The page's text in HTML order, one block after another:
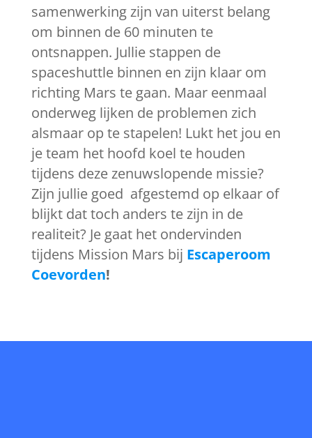
samenwerking zijn van uiterst belang
om binnen de 60 minuten te
ontsnappen. Jullie stappen de
spaceshuttle binnen en zijn klaar om
richting Mars te gaan. Maar eenmaal
onderweg lijken de problemen zich
alsmaar op te stapelen! Lukt het jou en
je team het hoofd koel te houden
tijdens deze zenuwslopende missie?
Zijn jullie goed afgestemd op elkaar of
blijkt dat toch anders te zijn in de
realiteit? Je gaat het ondervinden
tijdens Mission Mars bij Escaperoom
Coevorden!